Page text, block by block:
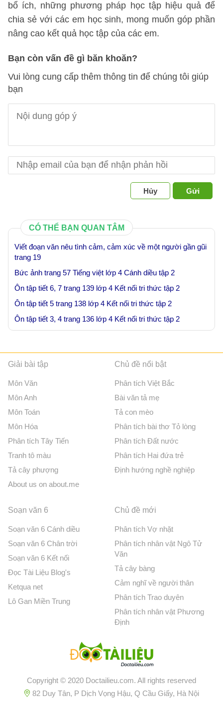
bổ ích, những phương pháp học tập hiệu quả để
chia sẻ với các em học sinh, mong muốn góp phần
nâng cao kết quả học tập của các em.
Bạn còn vấn đề gì băn khoăn?
Vui lòng cung cấp thêm thông tin để chúng tôi giúp
bạn
Hủy Gửi
CÓ THỂ BẠN QUAN TÂM
Viết đoạn văn nêu tình cảm, cảm xúc về một người gần gũi
trang 19
Bức ảnh trang 57 Tiếng việt lớp 4 Cánh diều tập 2
Ôn tập tiết 6, 7 trang 139 lớp 4 Kết nối tri thức tập 2
Ôn tập tiết 5 trang 138 lớp 4 Kết nối tri thức tập 2
Ôn tập tiết 3, 4 trang 136 lớp 4 Kết nối tri thức tập 2
Giải bài tập
Môn Văn
Môn Anh
Môn Toán
Môn Hóa
Phân tích Tây Tiến
Tranh tô màu
Tả cây phượng
About us on about.me
Chủ đề nổi bật
Phân tích Việt Bắc
Bài văn tả mẹ
Tả con mèo
Phân tích bài thơ Tỏ lòng
Phân tích Đất nước
Phân tích Hai đứa trẻ
Định hướng nghề nghiệp
Soạn văn 6
Soạn văn 6 Cánh diều
Soạn văn 6 Chân trời
Soạn văn 6 Kết nối
Đọc Tài Liệu Blog's
Ketqua net
Lô Gan Miền Trung
Chủ đề mới
Phân tích Vợ nhặt
Phân tích nhân vật Ngô Tử
Văn
Tả cây bàng
Cảm nghĩ về người thân
Phân tích Trao duyên
Phân tích nhân vật Phương
Định
Copyright © 2020 Doctailieu.com. All rights reserved
82 Duy Tân, P Dịch Vọng Hậu, Q Cầu Giấy, Hà Nội